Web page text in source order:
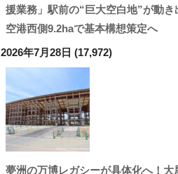
援業務」駅前の“巨大空白地”が動
空港西側9.2haで基本構想策定へ
2026年7月28日 (17,972)
夢洲の万博レガシーが具体化へ！大